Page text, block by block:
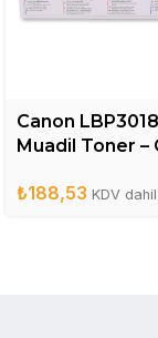
Canon
Muadil Toner –
₺188,53 KDV dahil